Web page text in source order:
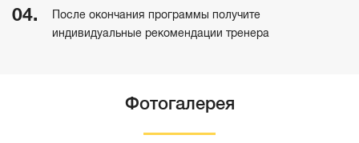
После окончания программы получите
индивидуальные рекомендации тренера
Фотогалерея